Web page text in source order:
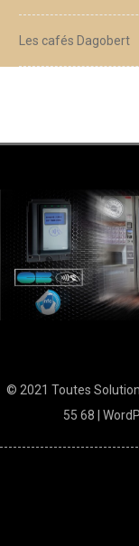
Les cafés Dagobert
© 2021 Toutes
55 68